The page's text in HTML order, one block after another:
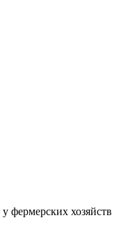
фермерских хозяйств